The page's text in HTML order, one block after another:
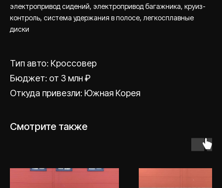
электропривод сидений, электропривод багажника, круиз-
контроль, система удержания в полосе, легкосплавные
диски
Тип авто: Кроссовер
Бюджет: от 3 млн ₽
Откуда привезли: Южная Корея
Смотрите также
Есть вопрос или
хотите получить
подбор?
НАВИГАЦИЯ СВЯЖИТЕСЬ С НАМИ
Оставить заявку